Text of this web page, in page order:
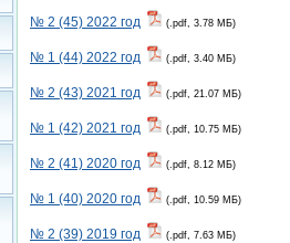
№ 2 (45) 2022 год (.pdf, 3.78 МБ)
№ 1 (44) 2022 год (.pdf, 3.40 МБ)
№ 2 (43) 2021 год (.pdf, 21.07 МБ)
№ 1 (42) 2021 год (.pdf, 10.75 МБ)
№ 2 (41) 2020 год (.pdf, 8.12 МБ)
№ 1 (40) 2020 год (.pdf, 10.59 МБ)
№ 2 (39) 2019 год (.pdf, 7.63 МБ)